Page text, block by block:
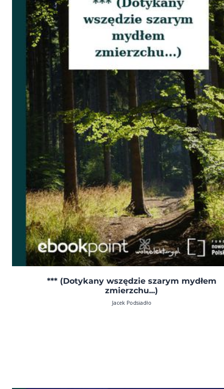
*** (Dotykany wszędzie szarym mydłem
zmierzchu...)
Jacek Podsiadło